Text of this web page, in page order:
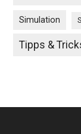
Simulation
Tipps &